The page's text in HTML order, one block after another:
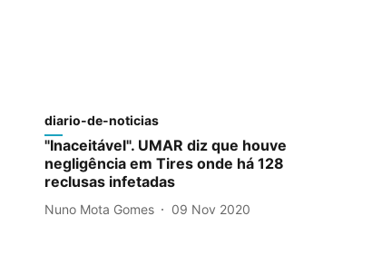
diario-de-noticias
"Inaceitável". UMAR diz que houve
negligência em Tires onde há 128
reclusas infetadas
Nuno Mota Gomes 09 Nov 2020